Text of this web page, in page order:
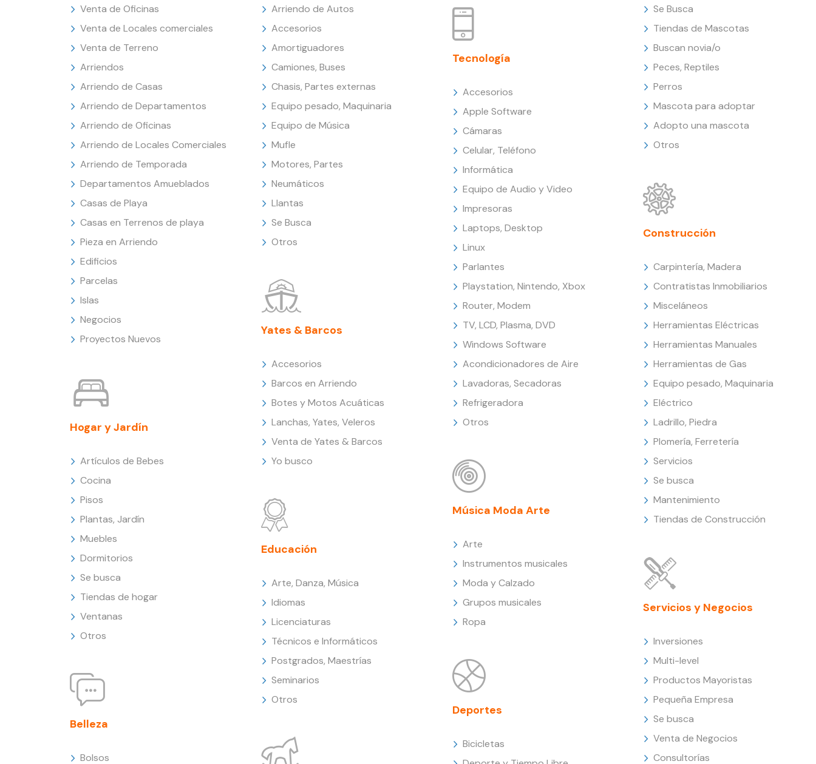
Venta de Oficinas
Venta de Locales comerciales
Venta de Terreno
Arriendos
Arriendo de Casas
Arriendo de Departamentos
Arriendo de Oficinas
Arriendo de Locales Comerciales
Arriendo de Temporada
Departamentos Amueblados
Casas de Playa
Casas en Terrenos de playa
Pieza en Arriendo
Edificios
Parcelas
Islas
Negocios
Proyectos Nuevos
Hogar y Jardín
Artículos de Bebes
Cocina
Pisos
Plantas, Jardín
Muebles
Dormitorios
Se busca
Tiendas de hogar
Ventanas
Otros
Belleza
Bolsos
Arriendo de Autos
Accesorios
Amortiguadores
Camiones, Buses
Chasis, Partes externas
Equipo pesado, Maquinaria
Equipo de Música
Mufle
Motores, Partes
Neumáticos
Llantas
Se Busca
Otros
Yates & Barcos
Accesorios
Barcos en Arriendo
Botes y Motos Acuáticas
Lanchas, Yates, Veleros
Venta de Yates & Barcos
Yo busco
Educación
Arte, Danza, Música
Idiomas
Licenciaturas
Técnicos e Informáticos
Postgrados, Maestrías
Seminarios
Otros
Tecnología
Accesorios
Apple Software
Cámaras
Celular, Teléfono
Informática
Equipo de Audio y Video
Impresoras
Laptops, Desktop
Linux
Parlantes
Playstation, Nintendo, Xbox
Router, Modem
TV, LCD, Plasma, DVD
Windows Software
Acondicionadores de Aire
Lavadoras, Secadoras
Refrigeradora
Otros
Música Moda Arte
Arte
Instrumentos musicales
Moda y Calzado
Grupos musicales
Ropa
Deportes
Bicicletas
Se Busca
Tiendas de Mascotas
Buscan novia/o
Peces, Reptiles
Perros
Mascota para adoptar
Adopto una mascota
Otros
Construcción
Carpintería, Madera
Contratistas Inmobiliarios
Misceláneos
Herramientas Eléctricas
Herramientas Manuales
Herramientas de Gas
Equipo pesado, Maquinaria
Eléctrico
Ladrillo, Piedra
Plomería, Ferretería
Servicios
Se busca
Mantenimiento
Tiendas de Construcción
Servicios y Negocios
Inversiones
Multi-level
Productos Mayoristas
Pequeña Empresa
Se busca
Venta de Negocios
Consultorías